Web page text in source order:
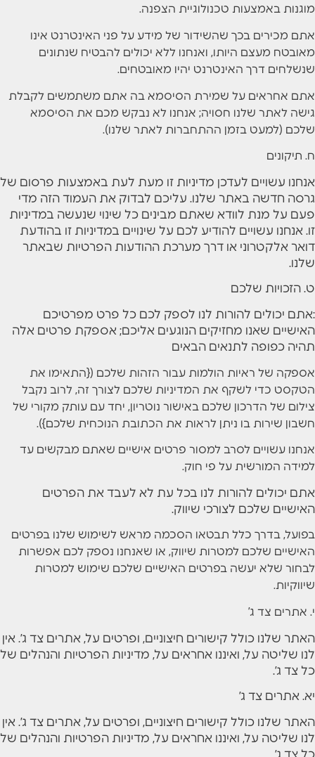
מוגנות באמצעות טכנולוגיית הצפנה.
אתם מכירים בכך שהשידור של מידע על פני האינטרנט אינו
מאובטח מעצם היותו, ואנחנו ללא יכולים להבטיח שנתונים
שנשלחים דרך האינטרנט יהיו מאובטחים.
אתם אחראים על שמירת הסיסמא בה אתם משתמשים לקבלת
גישה לאתר שלנו חסויה; אנחנו לא נבקש מכם את הסיסמא
שלכם (למעט בזמן ההתחברות לאתר שלנו).
ח. תיקונים
אנחנו עשויים לעדכן מדיניות זו מעת לעת באמצעות פרסום של
גרסה חדשה באתר שלנו. עליכם לבדוק את העמוד הזה מדי
פעם על מנת לוודא שאתם מבינים כל שינוי שנעשה במדיניות
זו. אנחנו עשויים להודיע לכם על שינויים במדיניות זו בהודעת
דואר אלקטרוני או דרך מערכת ההודעות הפרטיות שבאתר
שלנו.
ט. הזכויות שלכם
:אתם יכולים להורות לנו לספק לכם כל פרט מפרטיכם
האישיים שאנו מחזיקים הנוגעים אליכם; אספקת פרטים אלה
תהיה כפופה לתנאים הבאים
אספקה של ראיות הולמות עבור הזהות שלכם ({התאימו את
הטקסט כדי לשקף את המדיניות שלכם לצורך זה, לרוב נקבל
צילום של הדרכון שלכם באישור נוטריון, יחד עם עותק מקורי של
חשבון שירות בו ניתן לראות את הכתובת הנוכחית שלכם}).
אנחנו עשויים לסרב למסור פרטים אישיים שאתם מבקשים עד
למידה המורשית על פי חוק.
אתם יכולים להורות לנו בכל עת לא לעבד את הפרטים
האישיים שלכם לצורכי שיווק.
בפועל, בדרך כלל תבטאו הסכמה מראש לשימוש שלנו בפרטים
האישיים שלכם למטרות שיווק, או שאנחנו נספק לכם אפשרות
לבחור שלא יעשה בפרטים האישיים שלכם שימוש למטרות
שיווקיות.
י. אתרים צד ג’
האתר שלנו כולל קישורים חיצוניים, ופרטים על, אתרים צד ג’. אין
לנו שליטה על, ואיננו אחראים על, מדיניות הפרטיות והנהלים של
כל צד ג’.
יא. אתרים צד ג’
האתר שלנו כולל קישורים חיצוניים, ופרטים על, אתרים צד ג’. אין
לנו שליטה על, ואיננו אחראים על, מדיניות הפרטיות והנהלים של